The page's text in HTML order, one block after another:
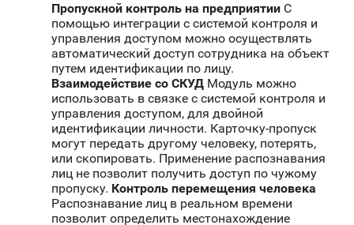
Пропускной контроль на предприятии С
помощью интеграции с системой контроля и
управления доступом можно осуществлять
автоматический доступ сотрудника на объект
путем идентификации по лицу.
Взаимодействие со СКУД Модуль можно
использовать в связке с системой контроля и
управления доступом, для двойной
идентификации личности. Карточку-пропуск
могут передать другому человеку, потерять,
или скопировать. Применение распознавания
лиц не позволит получить доступ по чужому
пропуску. Контроль перемещения человека
Распознавание лиц в реальном времени
позволит определить местонахождение